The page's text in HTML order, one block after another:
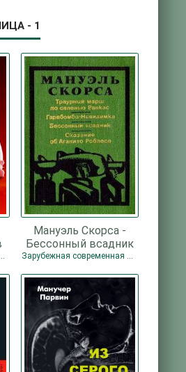
- 1
Зарубежная современная проза
Мануэль Скорса -
Бессонный всадник
Зарубежная современная проза